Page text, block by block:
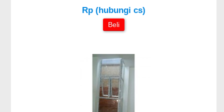
Rp (hubungi cs)
Beli